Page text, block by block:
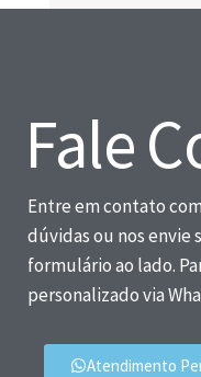
Fale
Entre em contato
dúvidas ou nos envie
formulário ao lado.
personalizado via
Atendimento